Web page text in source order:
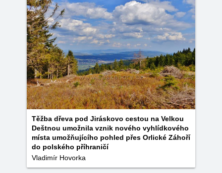
Těžba dřeva pod Jiráskovo cestou na Velkou
Deštnou umožnila vznik nového vyhlídkového
místa umožňujícího pohled přes Orlické Záhoří
do polského příhraničí
Vladimír Hovorka